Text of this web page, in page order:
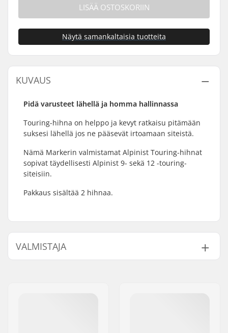
LISÄÄ OSTOSKORIIN
Näytä samankaltaisia tuotteita
KUVAUS
Pidä varusteet lähellä ja homma hallinnassa
Touring-hihna on helppo ja kevyt ratkaisu pitämään
suksesi lähellä jos ne pääsevät irtoamaan siteistä.
Nämä Markerin valmistamat Alpinist Touring-hihnat
sopivat täydellisesti Alpinist 9- sekä 12 -touring-
siteisiin.
Pakkaus sisältää 2 hihnaa.
VALMISTAJA